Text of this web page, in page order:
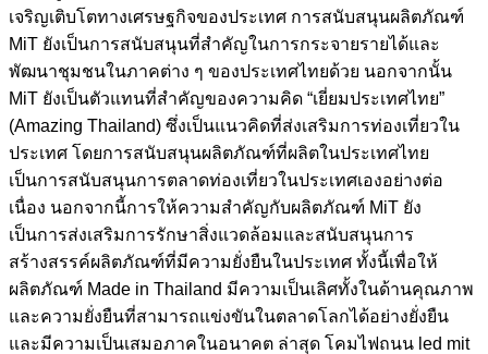
เจริญเติบโตทางเศรษฐกิจของประเทศ การสนับสนุนผลิตภัณฑ์
MiT ยังเป็นการสนับสนุนที่สำคัญในการกระจายรายได้และ
พัฒนาชุมชนในภาคต่าง ๆ ของประเทศไทยด้วย นอกจากนั้น
MiT ยังเป็นตัวแทนที่สำคัญของความคิด “เยี่ยมประเทศไทย”
(Amazing Thailand) ซึ่งเป็นแนวคิดที่ส่งเสริมการท่องเที่ยวใน
ประเทศ โดยการสนับสนุนผลิตภัณฑ์ที่ผลิตในประเทศไทย
เป็นการสนับสนุนการตลาดท่องเที่ยวในประเทศเองอย่างต่อ
เนื่อง นอกจากนี้การให้ความสำคัญกับผลิตภัณฑ์ MiT ยัง
เป็นการส่งเสริมการรักษาสิ่งแวดล้อมและสนับสนุนการ
สร้างสรรค์ผลิตภัณฑ์ที่มีความยั่งยืนในประเทศ ทั้งนี้เพื่อให้
ผลิตภัณฑ์ Made in Thailand มีความเป็นเลิศทั้งในด้านคุณภาพ
และความยั่งยืนที่สามารถแข่งขันในตลาดโลกได้อย่างยั่งยืน
และมีความเป็นเสมอภาคในอนาคต ล่าสุด โคมไฟถนน led mit